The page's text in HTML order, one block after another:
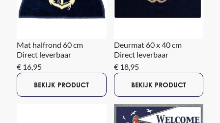
Mat halfrond 60 cm
Direct leverbaar
€ 16,95
BEKIJK PRODUCT
Deurmat 60 x 40 cm
Direct leverbaar
€ 18,95
BEKIJK PRODUCT